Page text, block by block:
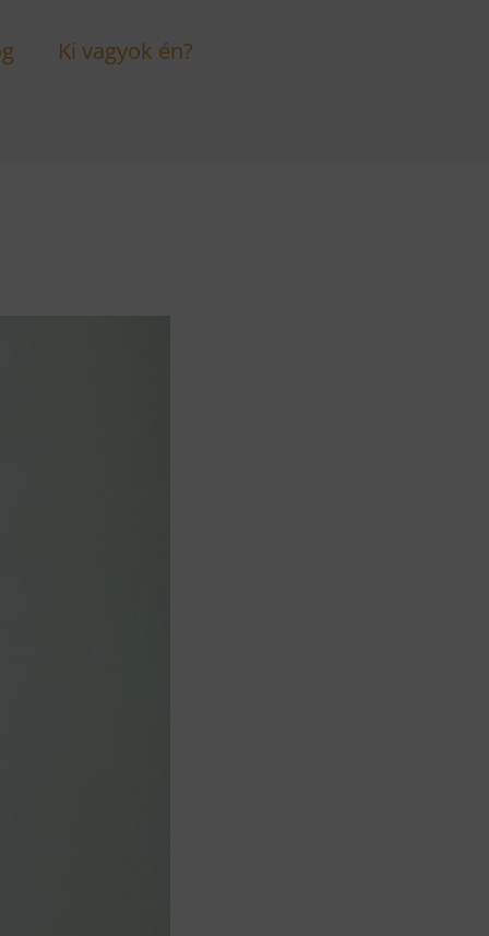
Ki vagyok én?